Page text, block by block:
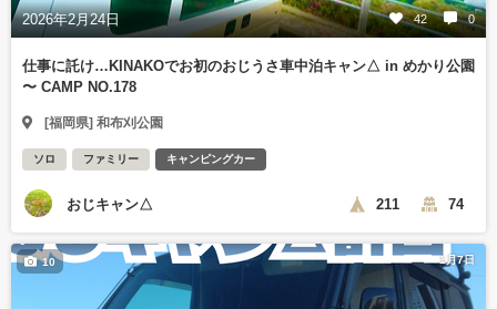
2026年2月24日 42 0
仕事に託け…KINAKOでお初のおじうさ車中泊キャン△ in めかり公園
〜 CAMP NO.178
[福岡県] 和布刈公園
ソロ ファミリー キャンピングカー
おじキャン△ 211 74
1月7日
10